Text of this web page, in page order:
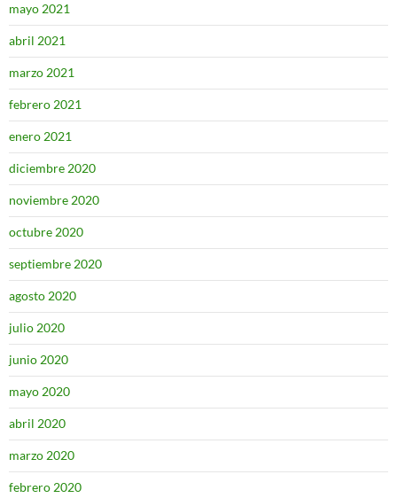
mayo 2021
abril 2021
marzo 2021
febrero 2021
enero 2021
diciembre 2020
noviembre 2020
octubre 2020
septiembre 2020
agosto 2020
julio 2020
junio 2020
mayo 2020
abril 2020
marzo 2020
febrero 2020